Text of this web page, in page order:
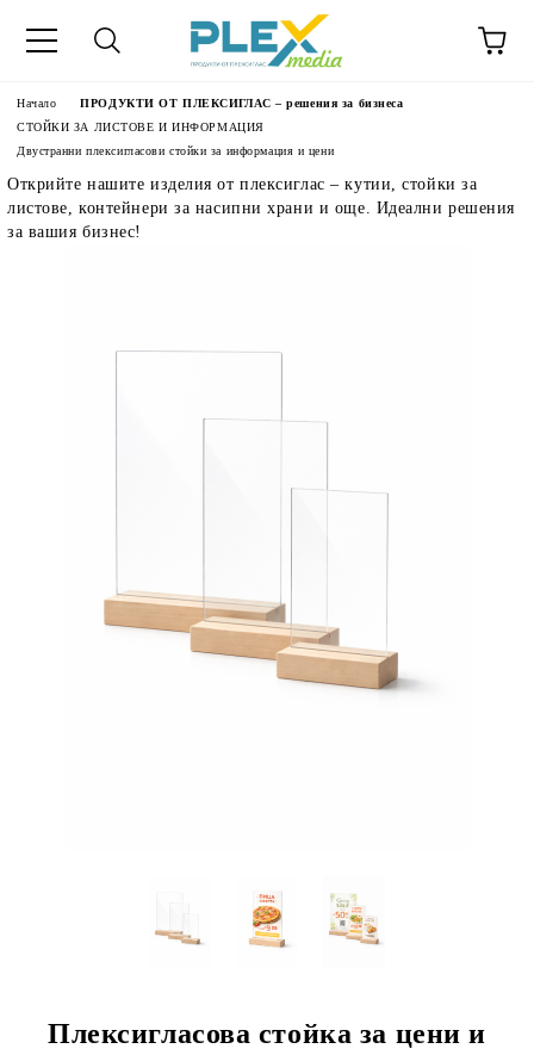
Начало
ПРОДУКТИ ОТ ПЛЕКСИГЛАС – решения за бизнеса
СТОЙКИ ЗА ЛИСТОВЕ И ИНФОРМАЦИЯ
Двустранни плексигласови стойки за информация и цени
Открийте нашите изделия от плексиглас – кутии, стойки за
листове, контейнери за насипни храни и още. Идеални решения
за вашия бизнес!
Плексигласова стойка за цени и